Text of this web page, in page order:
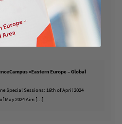
»Eastern Europe – Global
Special Sessions: 16th of April 2024
May 2024 Aim […]